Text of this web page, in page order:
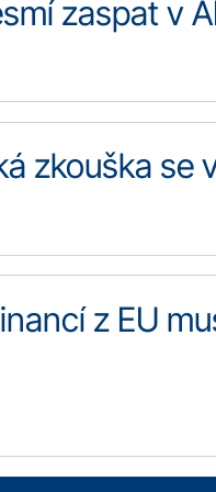
zaspat v
zkouška se
z EU